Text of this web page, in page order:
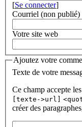
[Se connecter]
Courriel (non publié)
Votre site web
Ajoutez votre
Texte de votre
Ce champ accepte
[texte->url]
créer des